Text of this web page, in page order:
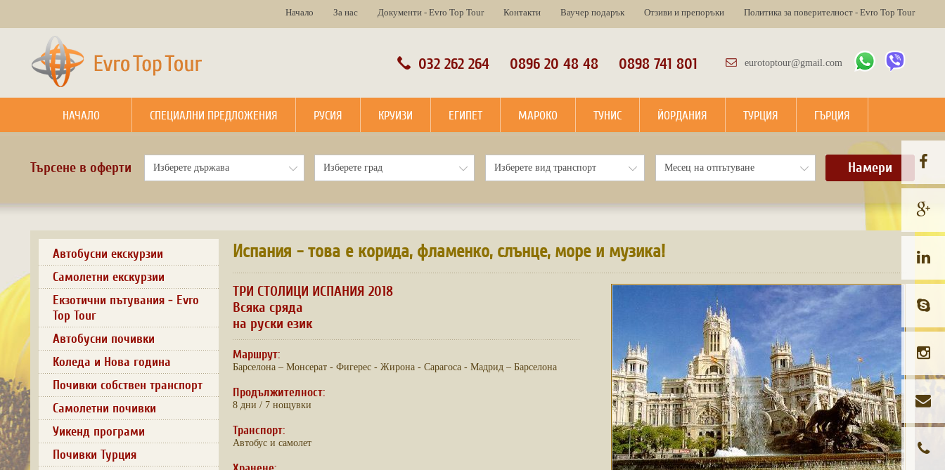
Начало За нас Документи - Evro Top Tour Контакти Ваучер подарък Отзиви и препоръки Политика за поверителност - Evro Top Tour
032 262 264 0896 20 48 48 0898 741 801 eurotoptour@gmail.com
НАЧАЛО СПЕЦИАЛНИ ПРЕДЛОЖЕНИЯ РУСИЯ КРУИЗИ ЕГИПЕТ МАРОКО ТУНИС ЙОРДАНИЯ ТУРЦИЯ ГЪРЦИЯ
Търсене в оферти Намери
Автобусни екскурзии
Самолетни екскурзии
Екзотични пътувания - Evro
Top Tour
Автобусни почивки
Коледа и Нова година
Почивки собствен транспорт
Самолетни почивки
Уикенд програми
Почивки Турция
Испания - това е корида, фламенко, слънце, море и музика!
ТРИ СТОЛИЦИ ИСПАНИЯ 2018
Всяка сряда
на руски език
Маршрут:
Барселона – Монсерат - Фигерес - Жирона - Сарагоса - Мадрид – Барселона
Продължителност:
8 дни / 7 нощувки
Транспорт:
Автобус и самолет